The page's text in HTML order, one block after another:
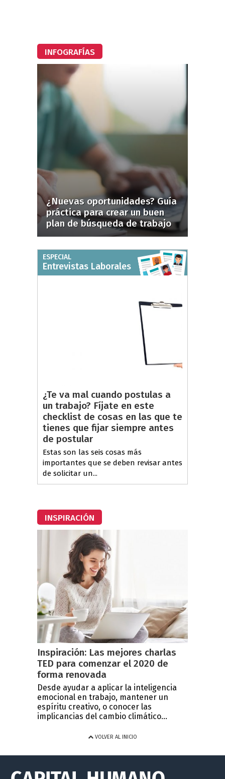
INFOGRAFÍAS
¿Nuevas oportunidades? Guía
práctica para crear un buen
plan de búsqueda de trabajo
ESPECIAL
Entrevistas Laborales
¿Te va mal cuando postulas a
un trabajo? Fíjate en este
checklist de cosas en las que te
tienes que fijar siempre antes
de postular
Estas son las seis cosas más
importantes que se deben revisar antes
de solicitar un...
INSPIRACIÓN
Inspiración: Las mejores charlas
TED para comenzar el 2020 de
forma renovada
Desde ayudar a aplicar la inteligencia
emocional en trabajo, mantener un
espíritu creativo, o conocer las
implicancias del cambio climático...
VOLVER AL INICIO